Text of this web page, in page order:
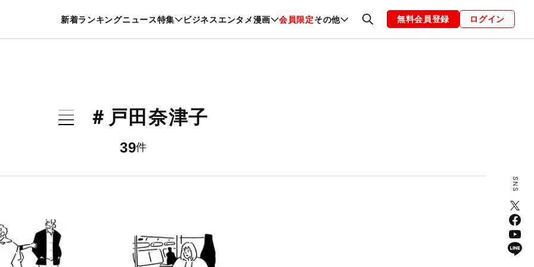
新着ランキングニュース特集 ビジネスエンタメ漫画 会員限定その他
暮らし スポーツ ヘルスケア 美容 グルメ ファッション 恋愛・結婚 編集部 お知らせ
無料会員登録 ログイン
＃戸田奈津子
39件